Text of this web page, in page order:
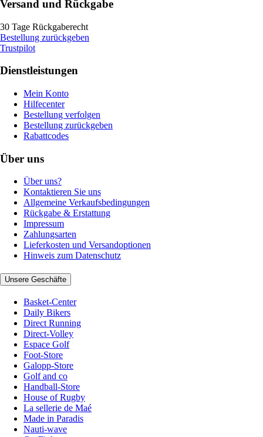
Versand und Rückgabe
30 Tage Rückgaberecht
Bestellung zurückgeben
Trustpilot
Dienstleistungen
Mein Konto
Hilfecenter
Bestellung verfolgen
Bestellung zurückgeben
Rabattcodes
Über uns
Über uns?
Kontaktieren Sie uns
Allgemeine Verkaufsbedingungen
Rückgabe & Erstattung
Impressum
Zahlungsarten
Lieferkosten und Versandoptionen
Hinweis zum Datenschutz
Unsere Geschäfte
Basket-Center
Daily Bikers
Direct Running
Direct-Volley
Espace Golf
Foot-Store
Galopp-Store
Golf and co
Handball-Store
House of Rugby
La sellerie de Maé
Made in Paradis
Nauti-wave